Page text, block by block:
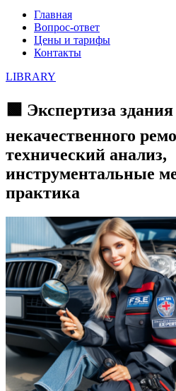
Главная
Вопрос-ответ
Цены и тарифы
Контакты
LIBRARY
🟩 Экспертиза
некачественного
технический анализ,
инструментальные
практика